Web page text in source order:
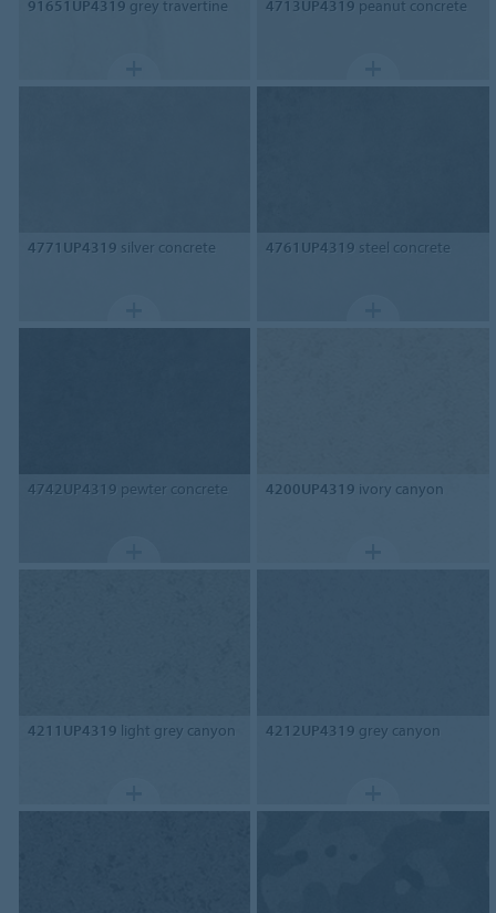
91651UP4319 grey travertine 4713UP4319 peanut concrete
4771UP4319 silver concrete 4761UP4319 steel concrete
4742UP4319 pewter concrete 4200UP4319 ivory canyon
4211UP4319 light grey canyon 4212UP4319 grey canyon